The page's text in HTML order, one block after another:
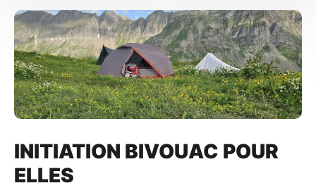
INITIATION BIVOUAC POUR
ELLES